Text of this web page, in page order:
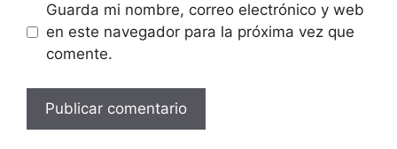
Guarda mi nombre, correo electrónico y web
en este navegador para la próxima vez que
comente.